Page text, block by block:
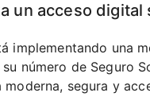
un acceso
implementando
número de Seguro
segura y